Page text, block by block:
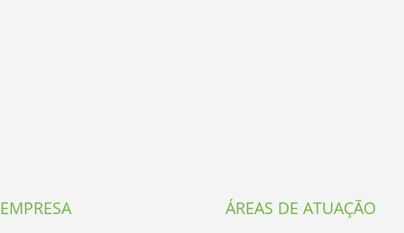
EMPRESA ÁREAS DE ATUAÇÃO